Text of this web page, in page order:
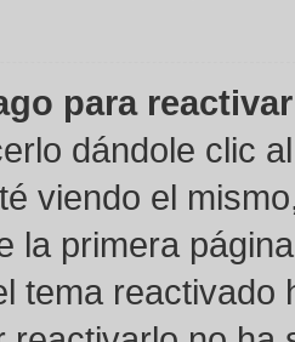
para
dándole clic
viendo el
la primera
tema reactivado